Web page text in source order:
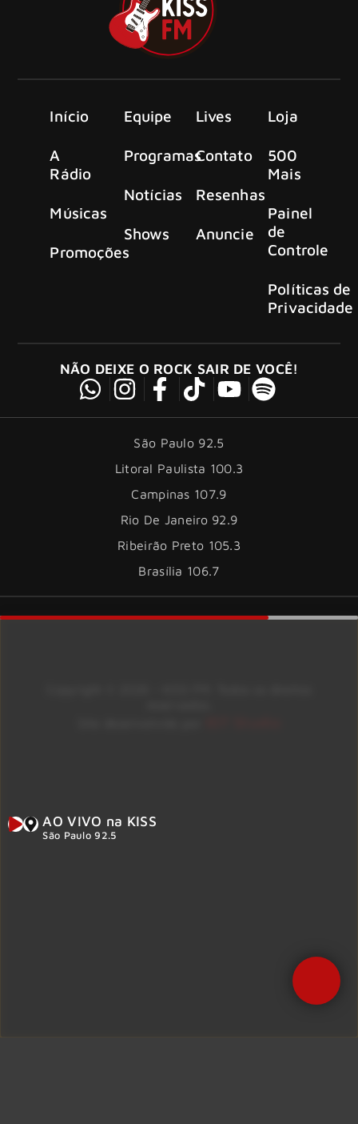
Início
A
Rádio
Músicas
Promoções
Equipe
Programas
Notícias
Shows
Lives
Contato
Resenhas
Anuncie
Loja
500
Mais
Painel
de
Controle
Políticas de
Privacidade
NÃO DEIXE O ROCK SAIR DE VOCÊ!
São Paulo 92.5
Litoral Paulista 100.3
Campinas 107.9
Rio De Janeiro 92.9
Ribeirão Preto 105.3
Brasília 106.7
AO VIVO na KISS
São Paulo 92.5